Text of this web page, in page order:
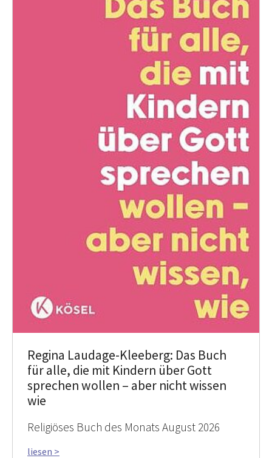
Regina Laudage-Kleeberg: Das Buch
für alle, die mit Kindern über Gott
sprechen wollen – aber nicht wissen
wie
Religiöses Buch des Monats August 2026
liesen >